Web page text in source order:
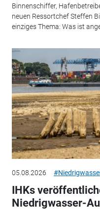
Binnenschiffer,
neuen Ressortchef Steffen
einziges Thema: Was ist
05.08.2026
IHKs
Niedrigwasser-